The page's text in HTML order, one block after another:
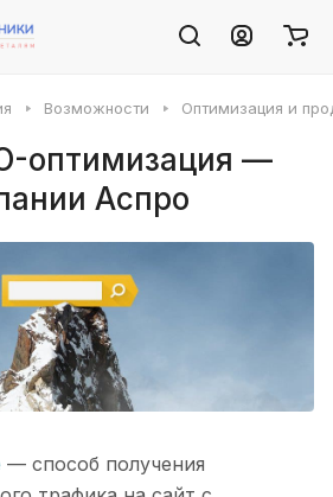
Возможности Оптимизация и
оптимизация —
Аспро
— способ получения